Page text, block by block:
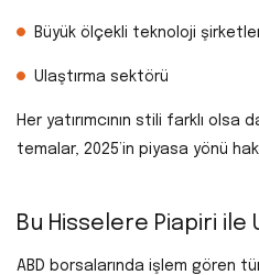
Büyük ölçekli teknoloji
Ulaştırma sektörü
Her yatırımcının stili farklı
temalar, 2025’in piyasa yönü
Bu Hisselere Piapiri ile
ABD borsalarında işlem gören